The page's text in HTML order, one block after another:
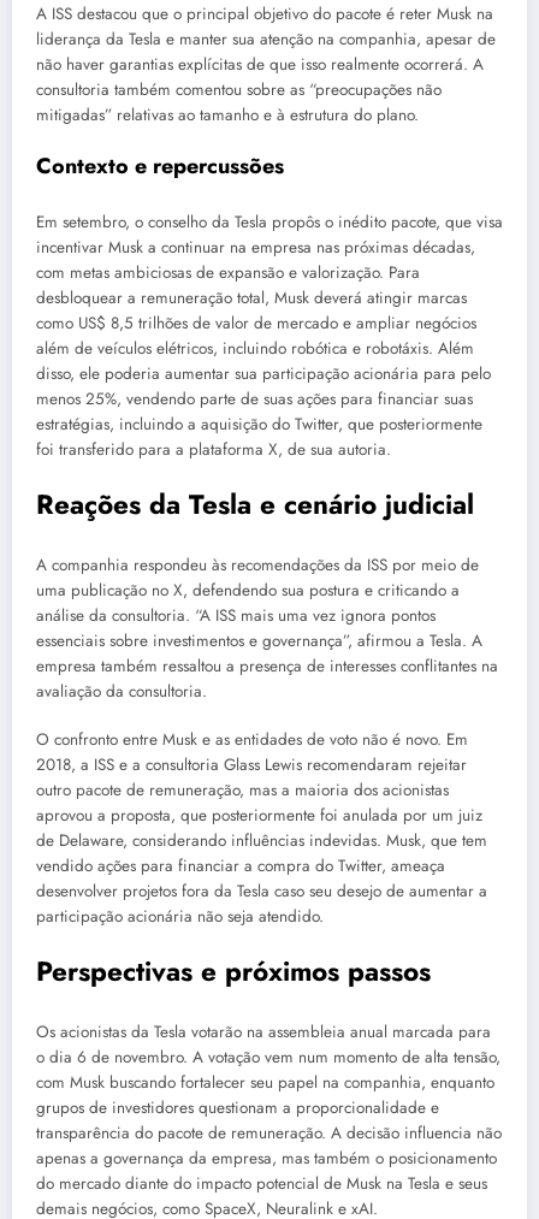
A ISS destacou que o principal objetivo do pacote é reter Musk na
liderança da Tesla e manter sua atenção na companhia, apesar de
não haver garantias explícitas de que isso realmente ocorrerá. A
consultoria também comentou sobre as “preocupações não
mitigadas” relativas ao tamanho e à estrutura do plano.
Contexto e repercussões
Em setembro, o conselho da Tesla propôs o inédito pacote, que visa
incentivar Musk a continuar na empresa nas próximas décadas,
com metas ambiciosas de expansão e valorização. Para
desbloquear a remuneração total, Musk deverá atingir marcas
como US$ 8,5 trilhões de valor de mercado e ampliar negócios
além de veículos elétricos, incluindo robótica e robotáxis. Além
disso, ele poderia aumentar sua participação acionária para pelo
menos 25%, vendendo parte de suas ações para financiar suas
estratégias, incluindo a aquisição do Twitter, que posteriormente
foi transferido para a plataforma X, de sua autoria.
Reações da Tesla e cenário judicial
A companhia respondeu às recomendações da ISS por meio de
uma publicação no X, defendendo sua postura e criticando a
análise da consultoria. “A ISS mais uma vez ignora pontos
essenciais sobre investimentos e governança”, afirmou a Tesla. A
empresa também ressaltou a presença de interesses conflitantes na
avaliação da consultoria.
O confronto entre Musk e as entidades de voto não é novo. Em
2018, a ISS e a consultoria Glass Lewis recomendaram rejeitar
outro pacote de remuneração, mas a maioria dos acionistas
aprovou a proposta, que posteriormente foi anulada por um juiz
de Delaware, considerando influências indevidas. Musk, que tem
vendido ações para financiar a compra do Twitter, ameaça
desenvolver projetos fora da Tesla caso seu desejo de aumentar a
participação acionária não seja atendido.
Perspectivas e próximos passos
Os acionistas da Tesla votarão na assembleia anual marcada para
o dia 6 de novembro. A votação vem num momento de alta tensão,
com Musk buscando fortalecer seu papel na companhia, enquanto
grupos de investidores questionam a proporcionalidade e
transparência do pacote de remuneração. A decisão influencia não
apenas a governança da empresa, mas também o posicionamento
do mercado diante do impacto potencial de Musk na Tesla e seus
demais negócios, como SpaceX, Neuralink e xAI.